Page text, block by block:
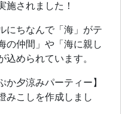
施されました！
にちなんで「海」がテ
の仲間」や「海に親し
込められています。
夕涼みパーティー】
みこしを作成しまし